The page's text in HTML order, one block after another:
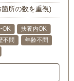
所の数を重視)
OK
扶養内OK
不問
年齢不問